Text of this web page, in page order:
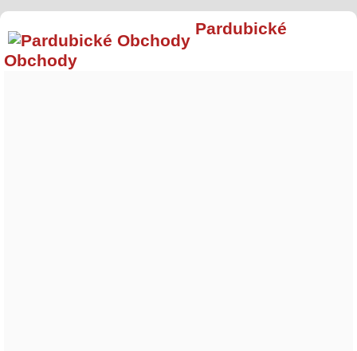
Pardubické
Obchody